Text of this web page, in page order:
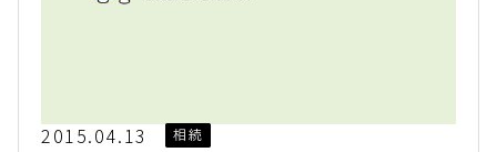
2015.04.13 相続